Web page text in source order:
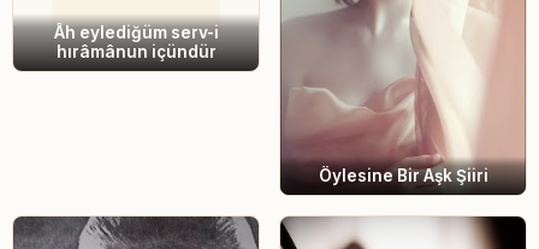
Âh eylediğüm serv-i
hırâmânun içündür
Öylesine Bir Aşk Şiiri